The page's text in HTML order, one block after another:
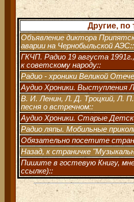
Другие, по
Объявление диктора
аварии на Чернобыльской АЭС::
ГКЧП. Радио 19 августа
к советскому народу::
Радио - хроники Великой
Аудио Хроники. Выступления
В. И. Ленин, Л. Д. Троцкий, Л.
песня о встречном::
Аудио Хроники. Старые
Радио ляпы. Мобильные
Обязательно посетите
Назад, к страничке
Пишите в гостевую Книгу,
ссылке)::